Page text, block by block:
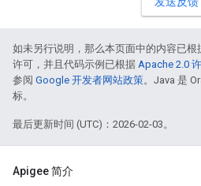
如未另行说明，那么本页面中的内容已根
许可，并且代码示例已根据 Apache 2.0
参阅 Google 开发者网站政策。Java 是
标。
最后更新时间 (UTC)：2026-02-03。
Apigee 简介